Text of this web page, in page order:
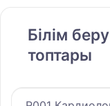
Білім
топтары